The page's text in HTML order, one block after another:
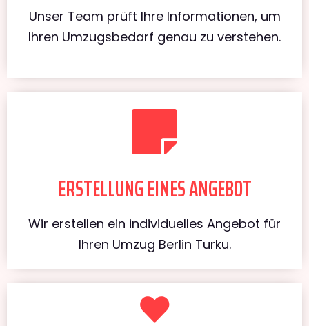
Unser Team prüft Ihre Informationen, um
Ihren Umzugsbedarf genau zu verstehen.
ERSTELLUNG EINES ANGEBOT
Wir erstellen ein individuelles Angebot für
Ihren Umzug Berlin Turku.